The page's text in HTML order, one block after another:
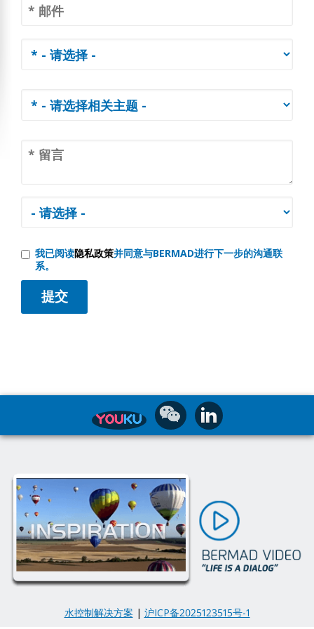
我已阅读隐私政策并同意与BERMAD进行下一步的沟通联
系。
水控制解决方案 | 沪ICP备2025123515号-1